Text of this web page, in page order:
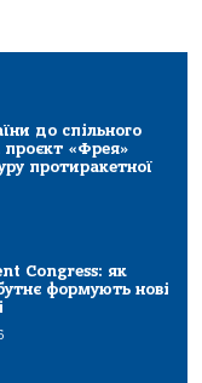
до спільного
«Фрея»
протиракетної
Congress: як
формують нові